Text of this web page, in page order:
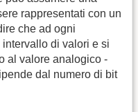
rappresentati con un
che ad ogni
di valori e si
al valore analogico -
dal numero di bit